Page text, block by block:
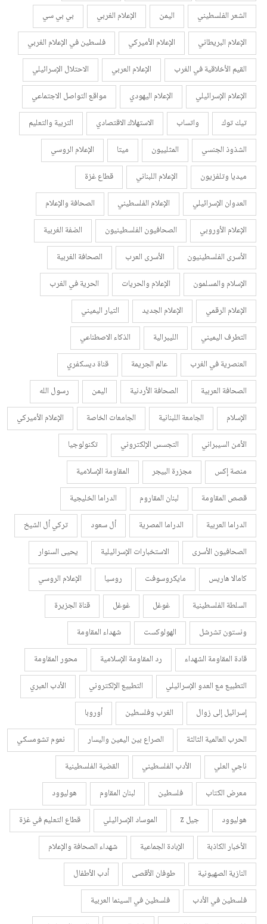
الشعر الفلسطيني
اليمن الإعلام الغربي
بي بي سي
الإعلام البريطاني
الإعلام الأميركي
فلسطين في الإعلام الغربي
القيم الأخلاقية في الغرب
الإعلام العربي
الاحتلال الإسرائيلي
الإعلام الإسرائيلي
الإعلام اليهودي
مواقع التواصل الاجتماعي
تيك توك
واتساب الاستهلاك الاقتصادي
التربية والتعليم
الشذوذ الجنسي
المثلييون ميتا
الإعلام الروسي
ميديا وتلفزيون
الإعلام اللبناني
قطاع غزة
العدوان الإسرائيلي
الإعلام الفلسطيني
الصحافة والإعلام
الإعلام الأوروبي
الصحافيون الفلسطينيون
الضفة الغربية
الأسرى الفلسطينيون
الأسرى العرب
الصحافة الغربية
الإسلام والمسلمون
الإعلام والحريات
الحرية في الغرب
الإعلام الرقمي
الإعلام الجديد
التيار اليميني
التطرف اليميني
الليبرالية
الذكاء الاصطناعي
العنصرية في الغرب
عالم الجريمة
قناة ديسكفري
الصحافة العربية
الصحافة الأردنية اليمن
رسول الله
الإسلام
الجامعة اللبنانية الجامعات الخاصة
الإعلام الأميركي
الأمن السيبراني
التجسس الإلكتروني
تكنولوجيا
منصة إكس
مجزرة البيجر
المقاومة الإسلامية
قصص المقاومة
لبنان المقاروم
الدراما الخليجية
الدراما العربية
الدراما المصرية أل سعود
تركي أل الشيخ
الصحافيون الأسرى
الاستخبارات الإسرائيلية
يحيى السنوار
كامالا هاريس
مايكروسوفت روسيا
الإعلام الروسي
السلطة الفلسطينية
غوغل غوغل
قناة الجزيرة
ونستون تشرشل
الهولوكست
شهداء المقاومة
قادة المقاومة الشهداء
رد المقاومة الإسلامية
محور المقاومة
التطبيع مع العدو الإسرائيلي
التطبيع الإلكتروني
الأدب العبري
إسرائيل إلى زوال
الغرب وفلسطين
أوروبا
الحرب العالمية الثالثة
الصراع بين اليمين واليسار
نعوم تشومسكي
ناجي العلي
الأدب الفلسطيني
القضية الفلسطينية
معرض الكتاب
فلسطين لبنان المقاوم
هوليوود
هوليوود
جيل z الموساد الإسرائيلي
قطاع التعليم في غزة
الأخبار الكاذبة
الإبادة الجماعية
شهداء الصحافة والإعلام
النازية الصهيونية
طوفان الأقصى
أدب الأطفال
فلسطين في الأدب
فلسطين في السينما العربية